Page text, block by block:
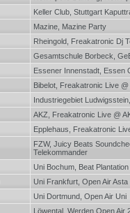
Keller Club, Stuttgart
Mazine, Mazine Party
Rheingold, Freakatronic Dj
Gesamtschule Borbeck,
Essener Innenstadt, Essen
Bibelot, Freakatronic Live @
Industriegebiet
AKZ, Freakatronic Live @
Epplehaus, Freakatronic
FZW, Juicy Beats
Telekommander
Uni Bochum, Beat
Uni Frankfurt, Open Air Asta
Uni Dortmund, Open Air Uni
Löwental, Werden Open Air